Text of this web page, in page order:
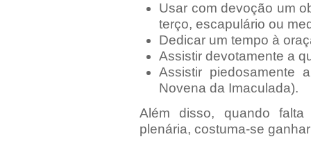
Usar com devoção um
terço, escapulário ou
Dedicar um tempo à
Assistir devotamente a
Assistir piedosamente
Novena da Imaculada).
Além disso, quando
plenária, costuma-se